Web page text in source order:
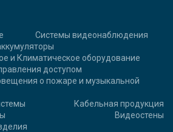
Системы видеонаблюдения
и Климатическое оборудование
доступом
о пожаре и музыкальной
Кабельная продукция
Видеостены